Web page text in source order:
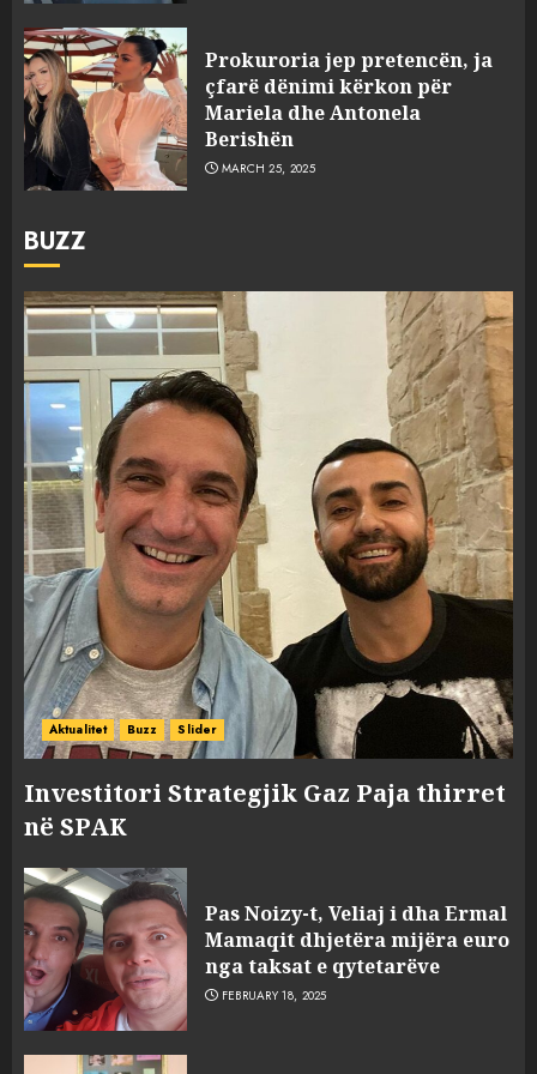
Prokuroria jep pretencën, ja
çfarë dënimi kërkon për
Mariela dhe Antonela
Berishën
MARCH 25, 2025
BUZZ
Aktualitet Buzz Slider
Investitori Strategjik Gaz Paja thirret
në SPAK
Pas Noizy-t, Veliaj i dha Ermal
Mamaqit dhjetëra mijëra euro
nga taksat e qytetarëve
FEBRUARY 18, 2025